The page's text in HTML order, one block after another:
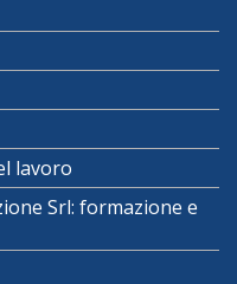
lavoro
Srl: formazione e